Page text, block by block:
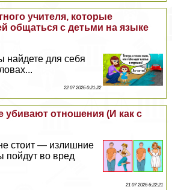
учителя, которые
общаться с детьми на языке
найдете для себя
22 07 2026 0:21:22
убивают отношения (И как с
стоит — излишние
пойдут во вред
21 07 2026 6:22:21